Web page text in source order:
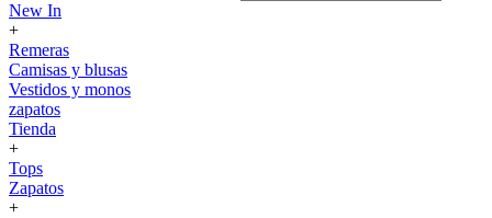
New In
+
Remeras
Camisas y blusas
Vestidos y monos
zapatos
Tienda
+
Tops
Zapatos
+